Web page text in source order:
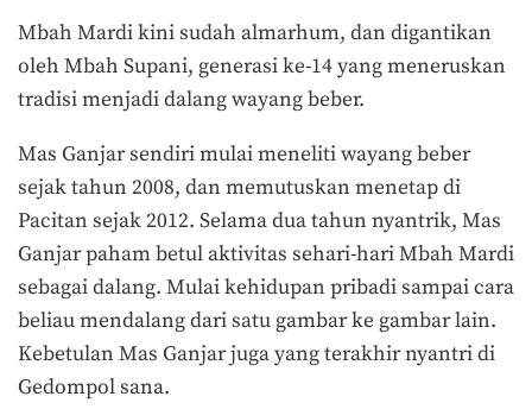
Mbah Mardi kini sudah almarhum, dan digantikan
oleh Mbah Supani, generasi ke-14 yang meneruskan
tradisi menjadi dalang wayang beber.
Mas Ganjar sendiri mulai meneliti wayang beber
sejak tahun 2008, dan memutuskan menetap di
Pacitan sejak 2012. Selama dua tahun nyantrik, Mas
Ganjar paham betul aktivitas sehari-hari Mbah Mardi
sebagai dalang. Mulai kehidupan pribadi sampai cara
beliau mendalang dari satu gambar ke gambar lain.
Kebetulan Mas Ganjar juga yang terakhir nyantri di
Gedompol sana.